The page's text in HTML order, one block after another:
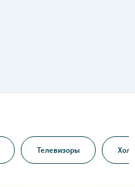
Телевизоры